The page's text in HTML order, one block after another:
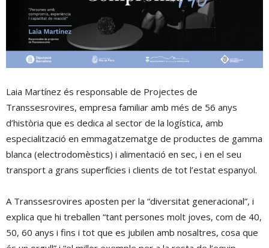
Laia Martínez és responsable de Projectes de
Transsesrovires, empresa familiar amb més de 56 anys
d’història que es dedica al sector de la logística, amb
especialització en emmagatzematge de productes de gamma
blanca (electrodomèstics) i alimentació en sec, i en el seu
transport a grans superfícies i clients de tot l’estat espanyol.
A Transsesrovires aposten per la “diversitat generacional”, i
explica que hi treballen “tant persones molt joves, com de 40,
50, 60 anys i fins i tot que es jubilen amb nosaltres, cosa que